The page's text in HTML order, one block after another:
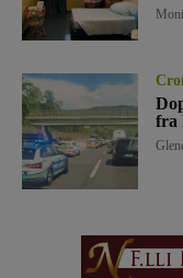
fra